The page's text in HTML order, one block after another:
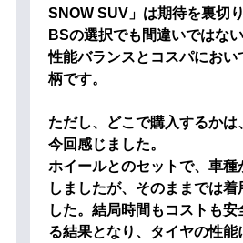
SNOW SUV」は期待を裏切
BSの選択でも間違いではな
性能バランスとコスパにおい
柄です。
ただし、どこで購入するかは
今回感じました。
ホイールとのセットで、車種
しましたが、そのままでは
した。結局時間もコストも
る結果となり、タイヤの性能